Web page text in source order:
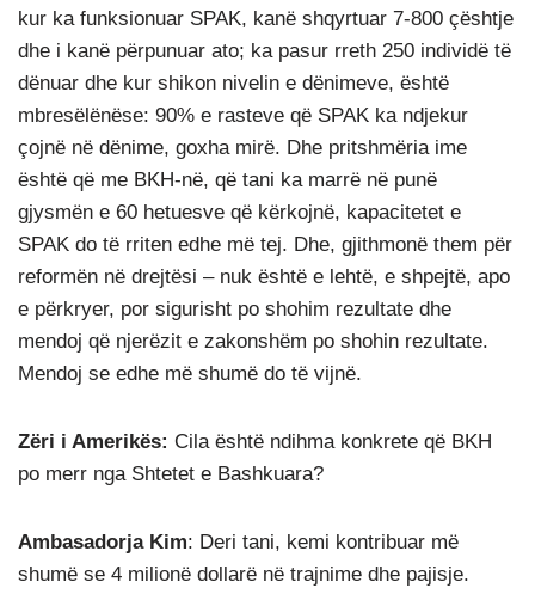
kur ka funksionuar SPAK, kanë shqyrtuar 7-800 çështje
dhe i kanë përpunuar ato; ka pasur rreth 250 individë të
dënuar dhe kur shikon nivelin e dënimeve, është
mbresëlënëse: 90% e rasteve që SPAK ka ndjekur
çojnë në dënime, goxha mirë. Dhe pritshmëria ime
është që me BKH-në, që tani ka marrë në punë
gjysmën e 60 hetuesve që kërkojnë, kapacitetet e
SPAK do të rriten edhe më tej. Dhe, gjithmonë them për
reformën në drejtësi – nuk është e lehtë, e shpejtë, apo
e përkryer, por sigurisht po shohim rezultate dhe
mendoj që njerëzit e zakonshëm po shohin rezultate.
Mendoj se edhe më shumë do të vijnë.
Zëri i Amerikës: Cila është ndihma konkrete që BKH
po merr nga Shtetet e Bashkuara?
Ambasadorja Kim: Deri tani, kemi kontribuar më
shumë se 4 milionë dollarë në trajnime dhe pajisje.